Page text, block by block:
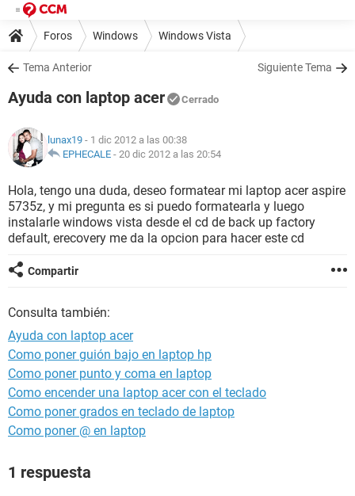
Foros Windows Windows Vista
Tema Anterior Siguiente Tema
Ayuda con laptop acer Cerrado
lunax19 - 1 dic 2012 a las 00:38
EPHECALE - 20 dic 2012 a las 20:54
Hola, tengo una duda, deseo formatear mi laptop acer aspire
5735z, y mi pregunta es si puedo formatearla y luego
instalarle windows vista desde el cd de back up factory
default, erecovery me da la opcion para hacer este cd
Compartir
Consulta también:
Ayuda con laptop acer
Como poner guión bajo en laptop hp
Como poner punto y coma en laptop
Como encender una laptop acer con el teclado
Como poner grados en teclado de laptop
Como poner @ en laptop
1 respuesta